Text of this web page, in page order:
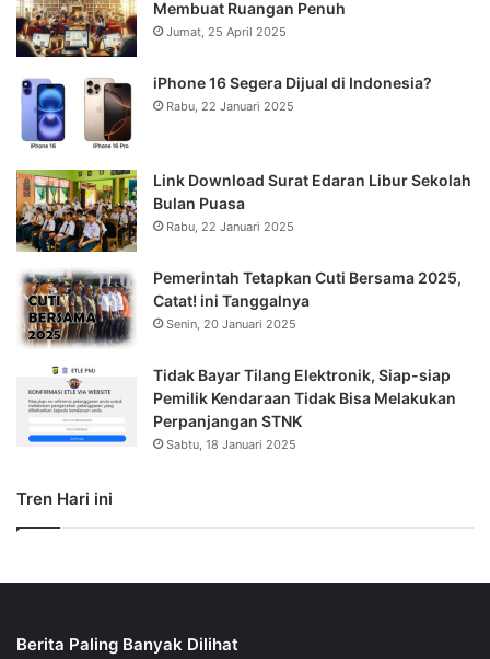
Membuat Ruangan Penuh
Jumat, 25 April 2025
iPhone 16 Segera Dijual di Indonesia?
Rabu, 22 Januari 2025
Link Download Surat Edaran Libur Sekolah
Bulan Puasa
Rabu, 22 Januari 2025
Pemerintah Tetapkan Cuti Bersama 2025,
Catat! ini Tanggalnya
Senin, 20 Januari 2025
Tidak Bayar Tilang Elektronik, Siap-siap
Pemilik Kendaraan Tidak Bisa Melakukan
Perpanjangan STNK
Sabtu, 18 Januari 2025
Tren Hari ini
Berita Paling Banyak Dilihat